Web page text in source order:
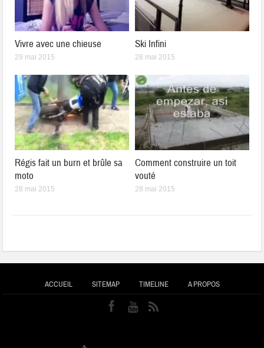
Vivre avec une chieuse
29 mai 2015
Ski Infini
28 mai 2015
Régis fait un burn et brûle sa
moto
28 mai 2015
Comment construire un toit
vouté
28 mai 2015
ACCUEIL SITEMAP TIMELINE A PROPOS